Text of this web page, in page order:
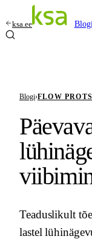
ksa.ee
Blogi›FLOW
Teaduslikult
lastel